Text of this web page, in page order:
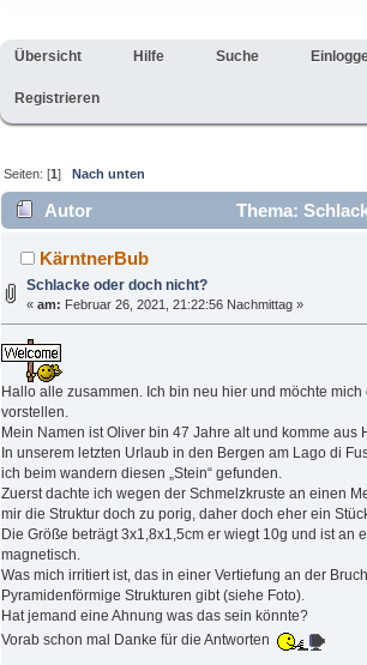
Übersicht Hilfe Suche
Registrieren
Seiten: [1]Nach unten
Autor
Thema:
(Gelesen 2375 mal)
KärntnerBub
Schlacke oder doch nicht?
«am: Februar 26, 2021, 21:22:56 Nachmittag »
Hallo alle zusammen. Ich bin neu hier und möchte mich
vorstellen.
Mein Namen ist Oliver bin 47 Jahre alt und komme aus
In unserem letzten Urlaub in den Bergen am Lago di
ich beim wandern diesen „Stein“ gefunden.
Zuerst dachte ich wegen der Schmelzkruste an einen
mir die Struktur doch zu porig, daher doch eher ein
Die Größe beträgt 3x1,8x1,5cm er wiegt 10g und ist an
magnetisch.
Was mich irritiert ist, das in einer Vertiefung an der
Pyramidenförmige Strukturen gibt (siehe Foto).
Hat jemand eine Ahnung was das sein könnte?
Vorab schon mal Danke für die Antworten